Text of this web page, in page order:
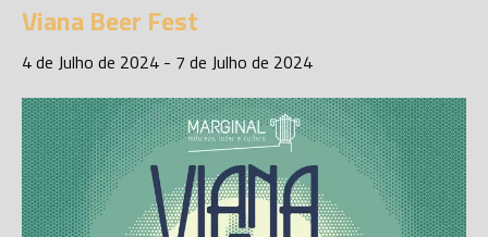
Viana Beer Fest
4 de Julho de 2024 - 7 de Julho de 2024